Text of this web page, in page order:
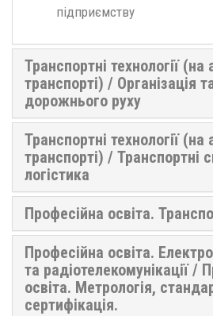
підприємству
Транспортні технології
транспорті) / Організація
дорожнього руху
Транспортні технології
транспорті) / Транспортні
логістика
Професійна освіта.
Професійна освіта.
та радіотелекомунікації /
освіта. Метрологія,
сертифікація.